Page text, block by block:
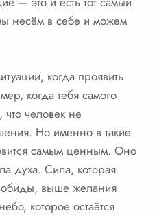
несём в себе и можем
когда проявить
когда тебя самого
человек не
Но именно в такие
самым ценным. Оно
духа. Сила, которая
обиды, выше желания
которое остаётся